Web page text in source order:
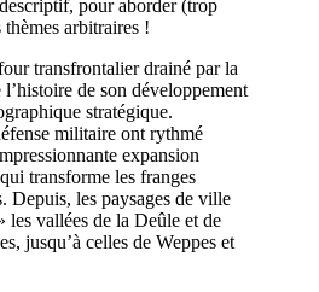
pour aborder (trop
arbitraires !
transfrontalier drainé par la
de son développement
stratégique.
militaire ont rythmé
expansion
transforme les franges
Depuis, les paysages de ville
les vallées de la Deûle et de
jusqu’à celles de Weppes et